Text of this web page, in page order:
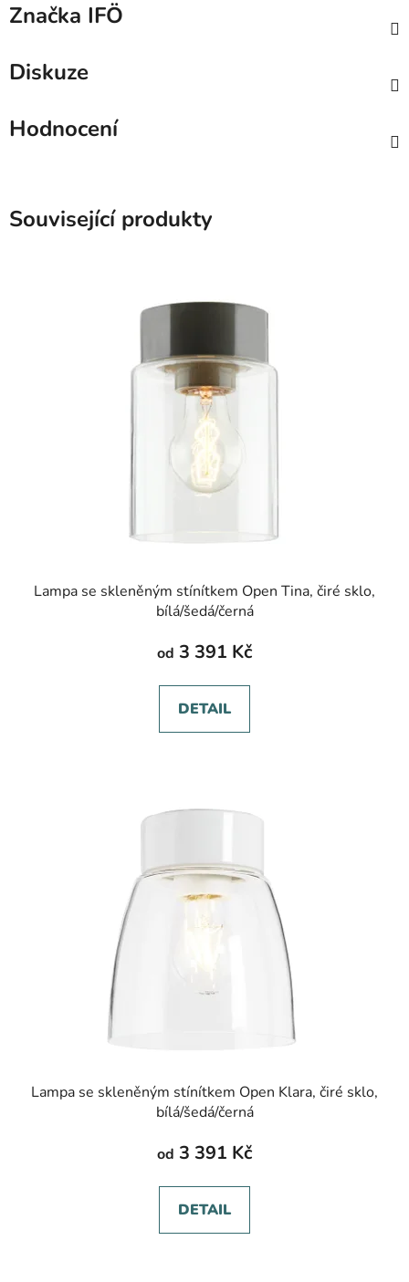
Značka IFÖ
Diskuze
Hodnocení
Související produkty
Lampa se skleněným stínítkem Open Tina, čiré sklo,
bílá/šedá/černá
od 3 391 Kč
DETAIL
Lampa se skleněným stínítkem Open Klara, čiré sklo,
bílá/šedá/černá
od 3 391 Kč
DETAIL